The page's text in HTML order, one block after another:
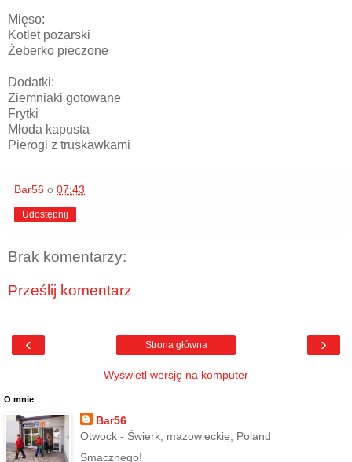
Mięso:
Kotlet pożarski
Żeberko pieczone
Dodatki:
Ziemniaki gotowane
Frytki
Młoda kapusta
Pierogi z truskawkami
Bar56 o 07:43
Udostępnij
Brak komentarzy:
Prześlij komentarz
‹ ›
Strona główna
Wyświetl wersję na komputer
O mnie
Bar56
Otwock - Świerk, mazowieckie, Poland
Smacznego!